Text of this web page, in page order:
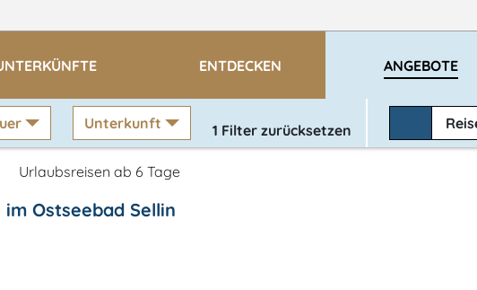
ENTDECKEN ANGEBOTE
Unterkunft 1 Filter zurücksetzen
Urlaubsreisen ab 6 Tage
Ostseebad Sellin